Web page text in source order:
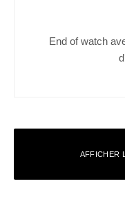
End of watch
AFFICHER